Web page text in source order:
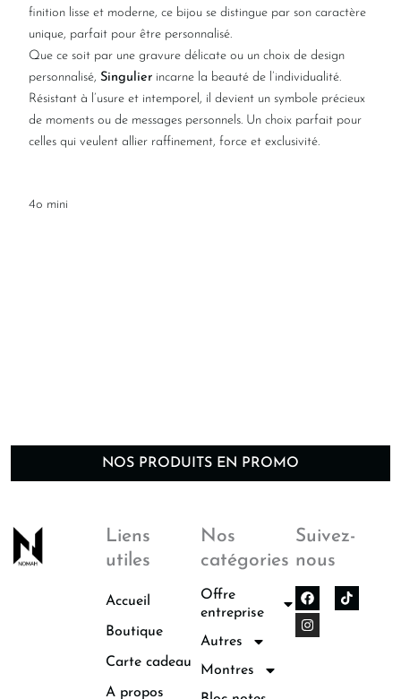
finition lisse et moderne, ce bijou se distingue par son caractère
unique, parfait pour être personnalisé.
Que ce soit par une gravure délicate ou un choix de design
personnalisé, Singulier incarne la beauté de l’individualité.
Résistant à l’usure et intemporel, il devient un symbole précieux
de moments ou de messages personnels. Un choix parfait pour
celles qui veulent allier raffinement, force et exclusivité.
4o mini
NOS PRODUITS EN PROMO
Liens
utiles
Accueil
Boutique
Carte cadeau
A propos
Nos
catégories
Offre
entreprise
Autres
Montres
Suivez-
nous
F
a
c
e
I
n
s
t